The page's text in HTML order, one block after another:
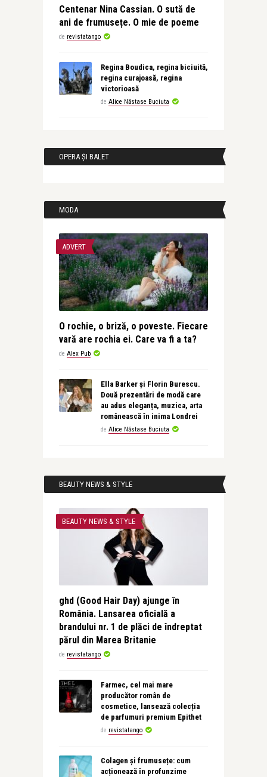
Centenar Nina Cassian. O sută de
ani de frumusețe. O mie de poeme
de revistatango
Regina Boudica, regina biciuită,
regina curajoasă, regina
victorioasă
de Alice Năstase Buciuta
OPERA ȘI BALET
MODA
ADVERT
O rochie, o briză, o poveste. Fiecare
vară are rochia ei. Care va fi a ta?
de Alex Pub
Ella Barker și Florin Burescu.
Două prezentări de modă care
au adus eleganța, muzica, arta
românească în inima Londrei
de Alice Năstase Buciuta
BEAUTY NEWS & STYLE
BEAUTY NEWS & STYLE
ghd (Good Hair Day) ajunge în
România. Lansarea oficială a
brandului nr. 1 de plăci de îndreptat
părul din Marea Britanie
de revistatango
Farmec, cel mai mare
producător român de
cosmetice, lansează colecția
de parfumuri premium Epithet
de revistatango
Colagen și frumusețe: cum
acționează în profunzime